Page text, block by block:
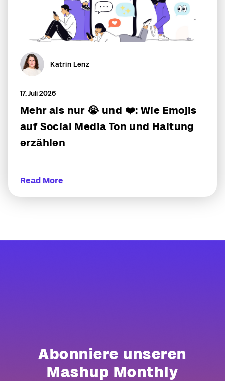
Katrin Lenz
17. Juli 2026
Mehr als nur 😭 und ❤️: Wie Emojis
auf Social Media Ton und Haltung
erzählen
Read More
Abonniere unseren
Mashup Monthly